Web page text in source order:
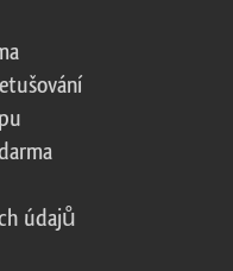
údajů